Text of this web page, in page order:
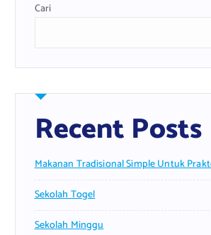
Cari
Recent Posts
Makanan Tradisional Simple Untuk
Sekolah Togel
Sekolah Minggu